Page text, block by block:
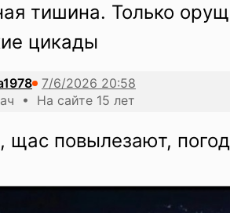
тишина. Только
цикады
• На сайте 15 лет
щас повылезают,